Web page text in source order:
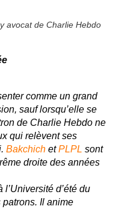
comme un grand
sauf lorsqu’elle se
de Charlie Hebdo ne
qui relèvent ses
Bakchich etPLPL sont
droite des années
d’été du
Il anime